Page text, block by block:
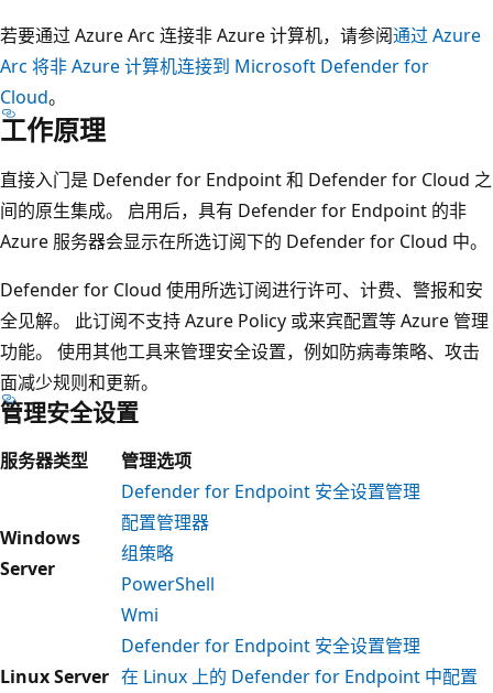
若要通过 Azure Arc 连接非 Azure 计算机，请参阅通过 Azure
Arc 将非 Azure 计算机连接到 Microsoft Defender for
Cloud。
工作原理
直接入门是 Defender for Endpoint 和 Defender for Cloud 之
间的原生集成。 启用后，具有 Defender for Endpoint 的非
Azure 服务器会显示在所选订阅下的 Defender for Cloud 中。
Defender for Cloud 使用所选订阅进行许可、计费、警报和安
全见解。 此订阅不支持 Azure Policy 或来宾配置等 Azure 管理
功能。 使用其他工具来管理安全设置，例如防病毒策略、攻击
面减少规则和更新。
管理安全设置
服务器类型 管理选项
Windows
Server
Defender for Endpoint 安全设置管理
配置管理器
组策略
PowerShell
Wmi
Linux Server
Defender for Endpoint 安全设置管理
在 Linux 上的 Defender for Endpoint 中配置